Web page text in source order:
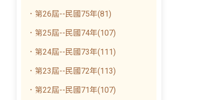
．第26屆--民國75年(81)
．第25屆--民國74年(107)
．第24屆--民國73年(111)
．第23屆--民國72年(113)
．第22屆--民國71年(107)